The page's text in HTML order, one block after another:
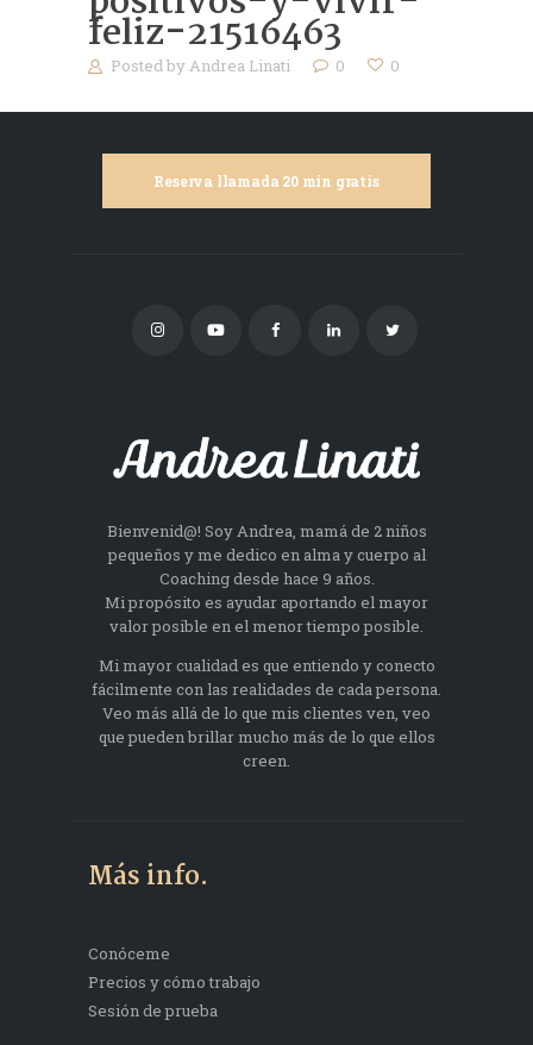
feliz-21516463
Posted byAndrea Linati 0 0
Reserva llamada 20 min gratis
Bienvenid@! Soy Andrea, mamá de 2 niños
pequeños y me dedico en alma y cuerpo al
Coaching desde hace 9 años.
Mi propósito es ayudar aportando el mayor
valor posible en el menor tiempo posible.
Mi mayor cualidad es que entiendo y conecto
fácilmente con las realidades de cada persona.
Veo más allá de lo que mis clientes ven, veo
que pueden brillar mucho más de lo que ellos
creen.
Más info.
Conóceme
Precios y cómo trabajo
Sesión de prueba